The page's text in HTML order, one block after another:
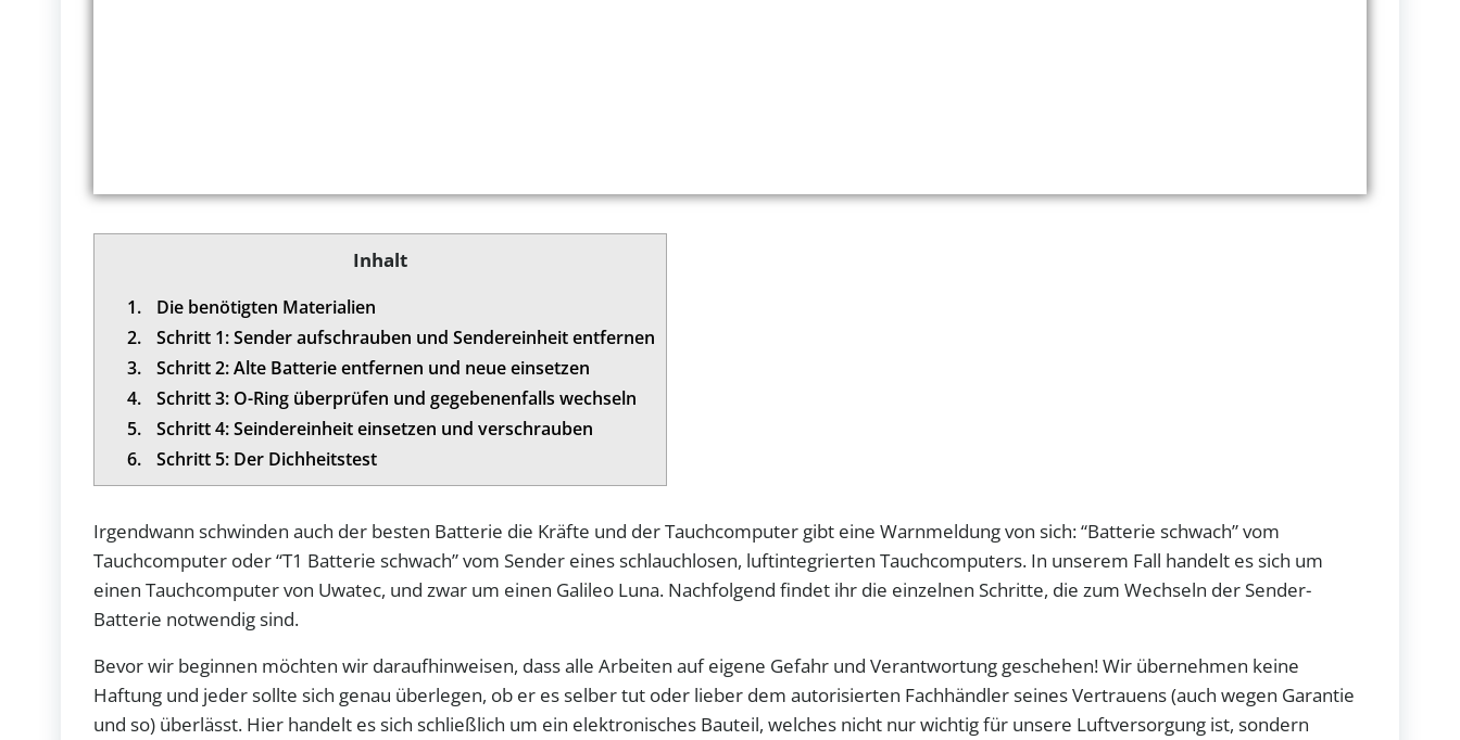
Inhalt
1.
Die benötigten Materialien
2.
Schritt 1: Sender aufschrauben und Sendereinheit entfernen
3.
Schritt 2: Alte Batterie entfernen und neue einsetzen
4.
Schritt 3: O-Ring überprüfen und gegebenenfalls wechseln
5.
Schritt 4: Seindereinheit einsetzen und verschrauben
6.
Schritt 5: Der Dichheitstest
Irgendwann schwinden auch der besten Batterie die Kräfte und der Tauchcomputer gibt eine Warnmeldung von sich: “Batterie schwach” vom
Tauchcomputer oder “T1 Batterie schwach” vom Sender eines schlauchlosen, luftintegrierten Tauchcomputers. In unserem Fall handelt es sich um
einen Tauchcomputer von Uwatec, und zwar um einen Galileo Luna. Nachfolgend findet ihr die einzelnen Schritte, die zum Wechseln der Sender-
Batterie notwendig sind.
Bevor wir beginnen möchten wir daraufhinweisen, dass alle Arbeiten auf eigene Gefahr und Verantwortung geschehen! Wir übernehmen keine
Haftung und jeder sollte sich genau überlegen, ob er es selber tut oder lieber dem autorisierten Fachhändler seines Vertrauens (auch wegen Garantie
und so) überlässt. Hier handelt es sich schließlich um ein elektronisches Bauteil, welches nicht nur wichtig für unsere Luftversorgung ist, sondern